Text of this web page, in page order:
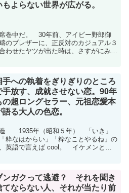
もよらない世界が広がる。
巻中だ。 30年前、アイビー野郎御
のブレザーに、正反対のカジュアル３
わせたヤツが出た時は、さすがにみな
手への執着をぎりぎりのところ
手放す、成就させない恋。90年
の超ロングセラー、元祖恋愛本
語る大人の色恋。
造 1935年（昭和５年） 「いき」
粋なはからい」「粋なことやるね」の
英語で言えば cool。 イケメンとい
ンガクって逃避？ それを聞き
てならない人、それが当たり前